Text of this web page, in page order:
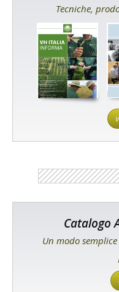
Tecniche,
Catalogo
Un modo